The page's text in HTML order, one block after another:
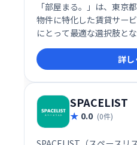
「部屋まる。」は、東京
物件に特化した賃貸サー
にとって最適な選択肢と
効率的に探せるようサポ
理想の部屋探しをしたい
ご利用ください。
詳し
SPACELIST
0.0 (0件)